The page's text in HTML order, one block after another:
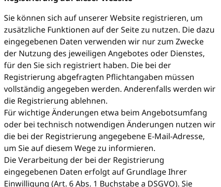
Sie können sich auf unserer Website registrieren, um
zusätzliche Funktionen auf der Seite zu nutzen. Die dazu
eingegebenen Daten verwenden wir nur zum Zwecke
der Nutzung des jeweiligen Angebotes oder Dienstes,
für den Sie sich registriert haben. Die bei der
Registrierung abgefragten Pflichtangaben müssen
vollständig angegeben werden. Anderenfalls werden wir
die Registrierung ablehnen.
Für wichtige Änderungen etwa beim Angebotsumfang
oder bei technisch notwendigen Änderungen nutzen wir
die bei der Registrierung angegebene E-Mail-Adresse,
um Sie auf diesem Wege zu informieren.
Die Verarbeitung der bei der Registrierung
eingegebenen Daten erfolgt auf Grundlage Ihrer
Einwilligung (Art. 6 Abs. 1 Buchstabe a DSGVO). Sie